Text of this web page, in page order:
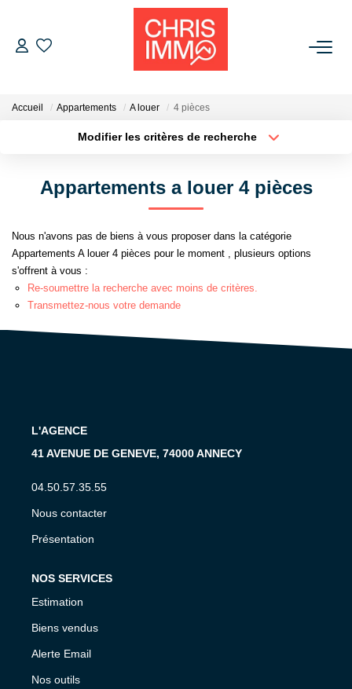
Présentation De L'agence
Accueil Appartements A louer 4 pièces
Modifier les critères de recherche
Surface min
Plus de critères Créer une alerte
Appartements a louer 4 pièces
Nous n'avons pas de biens à vous proposer dans la catégorie
Appartements A louer 4 pièces pour le moment , plusieurs options
s'offrent à vous :
Re-soumettre la recherche avec moins de critères.
Transmettez-nous votre demande
L'AGENCE
41 AVENUE DE GENEVE, 74000 ANNECY
04.50.57.35.55
Nous contacter
Présentation
NOS SERVICES
Estimation
Biens vendus
Alerte Email
Nos outils